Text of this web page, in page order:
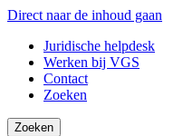
Direct naar de inhoud gaan
Juridische helpdesk
Werken bij VGS
Contact
Zoeken
Zoeken